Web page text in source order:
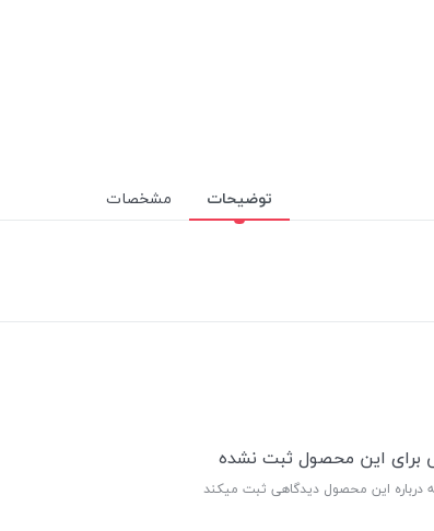
توضیحات مشخصات
برای این محصول ثبت نشده
درباره این محصول دیدگاهی ثبت میکند